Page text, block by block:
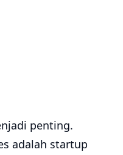
penting.
adalah startup